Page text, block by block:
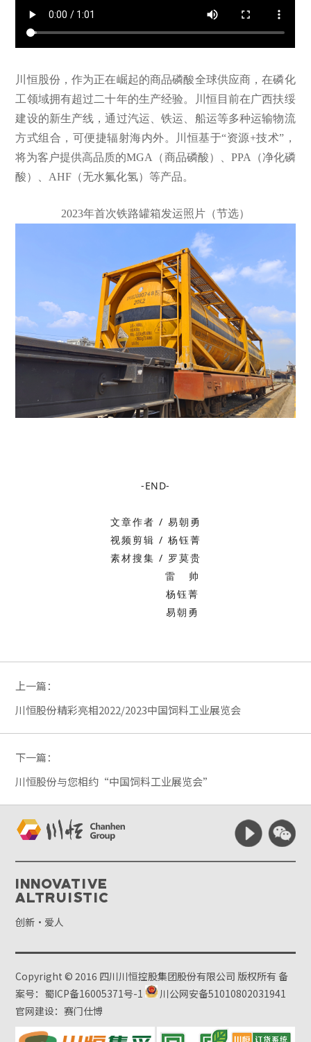
川恒股份，作为正在崛起的商品磷酸全球供应商，在磷化
工领域拥有超过二十年的生产经验。川恒目前在广西扶绥
建设的新生产线，通过汽运、铁运、船运等多种运输物流
方式组合，可便捷辐射海内外。川恒基于“资源+技术”，
将为客户提供高品质的MGA（商品磷酸）、PPA（净化磷
酸）、AHF（无水氟化氢）等产品。
2023年首次铁路罐箱发运照片（节选）
-END-
文章作者 / 易朝勇
视频剪辑 / 杨钰菁
素材搜集 / 罗莫贵
雷 帅
杨钰菁
易朝勇
上一篇：
川恒股份精彩亮相2022/2023中国饲料工业展览会
下一篇：
川恒股份与您相约“中国饲料工业展览会”
Innovative
Altruistic
创新·爱人
Copyright © 2016 四川川恒控股集团股份有限公司 版权所有备
案号：蜀ICP备16005371号-1
川公网安备51010802031941
官网建设：赛门仕博